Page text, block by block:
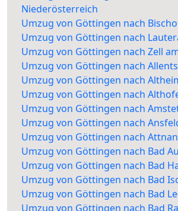
Niederösterreich
Umzug von Göttingen nach
Umzug von Göttingen nach
Umzug von Göttingen nach Zell
Umzug von Göttingen nach
Umzug von Göttingen nach
Umzug von Göttingen nach
Umzug von Göttingen nach
Umzug von Göttingen nach
Umzug von Göttingen nach
Umzug von Göttingen nach Bad
Umzug von Göttingen nach Bad
Umzug von Göttingen nach Bad
Umzug von Göttingen nach Bad
Umzug von Göttingen nach Bad